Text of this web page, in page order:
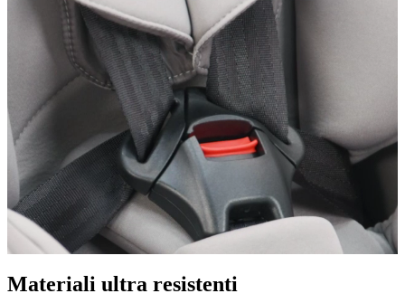
Materiali ultra resistenti